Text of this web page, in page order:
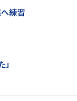
練習